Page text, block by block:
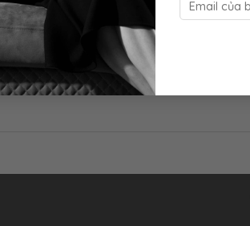
Warranty Policy